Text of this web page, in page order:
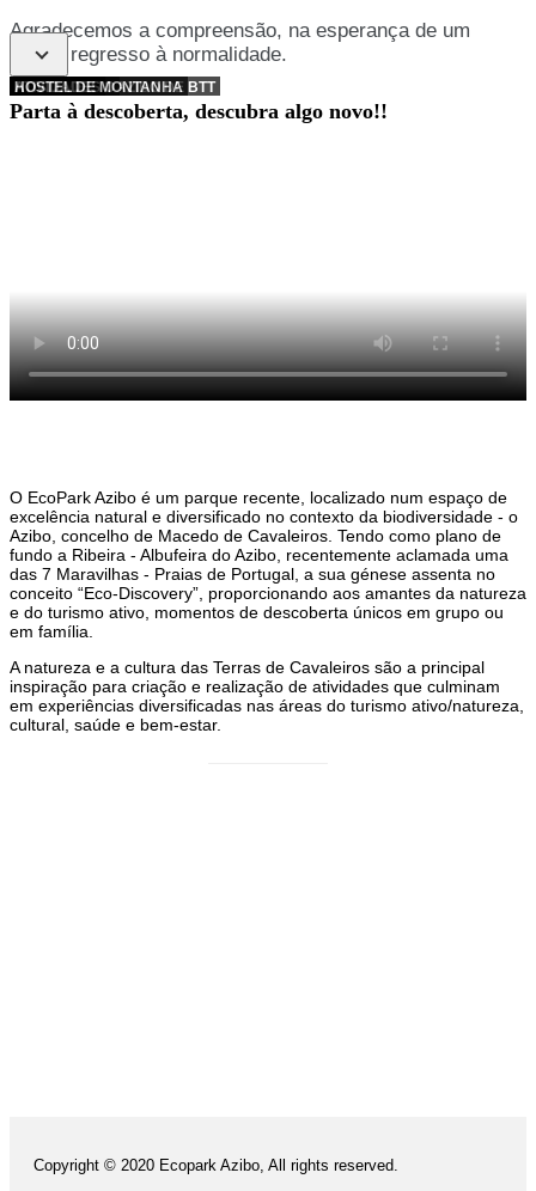
Agradecemos a compreensão, na esperança de um
rápido regresso à normalidade.
DESCUBRA O AZIBO DE BTT
ALOJAMENTO
ATIVIDADES
HOSTEL DE MONTANHA
Parta à descoberta, descubra algo novo!!
O EcoPark Azibo é um parque recente, localizado num espaço de
excelência natural e diversificado no contexto da biodiversidade - o
Azibo, concelho de Macedo de Cavaleiros. Tendo como plano de
fundo a Ribeira - Albufeira do Azibo, recentemente aclamada uma
das 7 Maravilhas - Praias de Portugal, a sua génese assenta no
conceito “Eco-Discovery”, proporcionando aos amantes da natureza
e do turismo ativo, momentos de descoberta únicos em grupo ou
em família.
A natureza e a cultura das Terras de Cavaleiros são a principal
inspiração para criação e realização de atividades que culminam
em experiências diversificadas nas áreas do turismo ativo/natureza,
cultural, saúde e bem-estar.
Copyright © 2020 Ecopark Azibo, All rights reserved.